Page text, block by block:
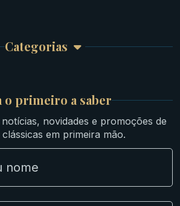
Atendimento
Categorias
Ouro
Ibéricas
Lotes Grandes
Numismático
e NNC Encapsuladas
Novidades
o primeiro a saber
novidades e promoções de
clássicas em primeira mão.